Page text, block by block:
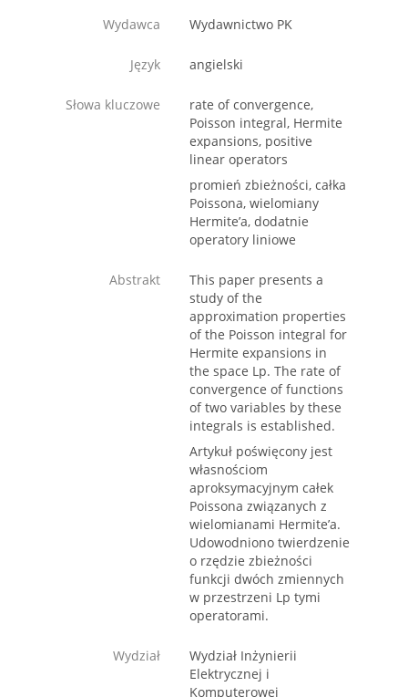
Wydawca Wydawnictwo PK
Język angielski
Słowa kluczowe
rate of convergence,
Poisson integral, Hermite
expansions, positive
linear operators
promień zbieżności, całka
Poissona, wielomiany
Hermite’a, dodatnie
operatory liniowe
Abstrakt
This paper presents a
study of the
approximation properties
of the Poisson integral for
Hermite expansions in
the space Lp. The rate of
convergence of functions
of two variables by these
integrals is established.
Artykuł poświęcony jest
własnościom
aproksymacyjnym całek
Poissona związanych z
wielomianami Hermite’a.
Udowodniono twierdzenie
o rzędzie zbieżności
funkcji dwóch zmiennych
w przestrzeni Lp tymi
operatorami.
Wydział
Wydział Inżynierii
Elektrycznej i
Komputerowej